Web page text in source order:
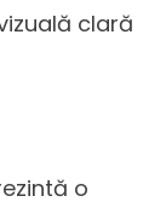
clară
o